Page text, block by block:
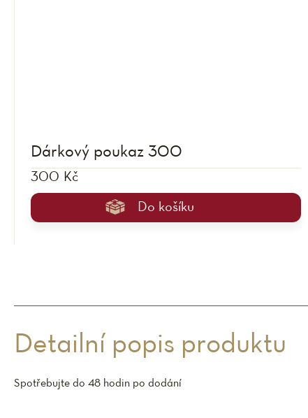
Dárkový poukaz 300
300 Kč
Do košíku
Detailní popis produktu
Spotřebujte do 48 hodin po dodání